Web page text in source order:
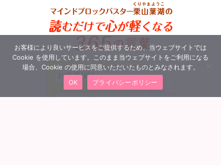
お客様により良いサービスをご提供するため、当ウェブサイトでは
Cookie を使用しています。このまま当ウェブサイトをご利用になる
場合、Cookie の使用に同意いただいたものとみなされます。
OK
プライバシーポリシー